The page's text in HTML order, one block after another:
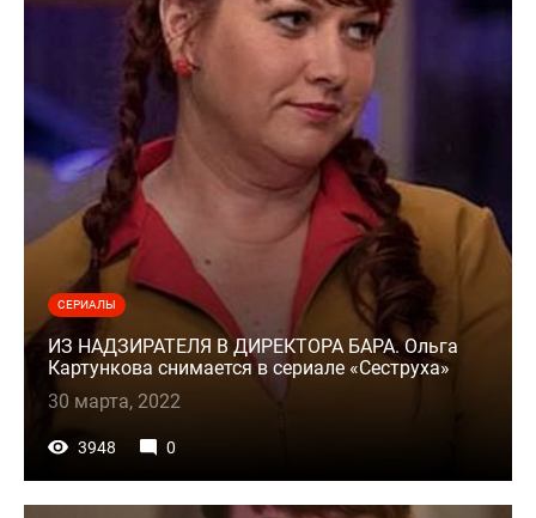
СЕРИАЛЫ
ИЗ НАДЗИРАТЕЛЯ В ДИРЕКТОРА БАРА. Ольга
Картункова снимается в сериале «Сеструха»
30 марта, 2022
3948 0